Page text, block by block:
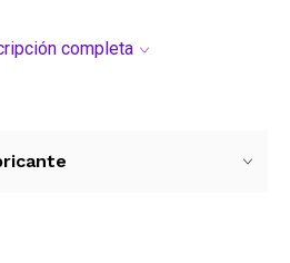
hecha para soportar tanto
lucir en tu escritorio, repisa
completa